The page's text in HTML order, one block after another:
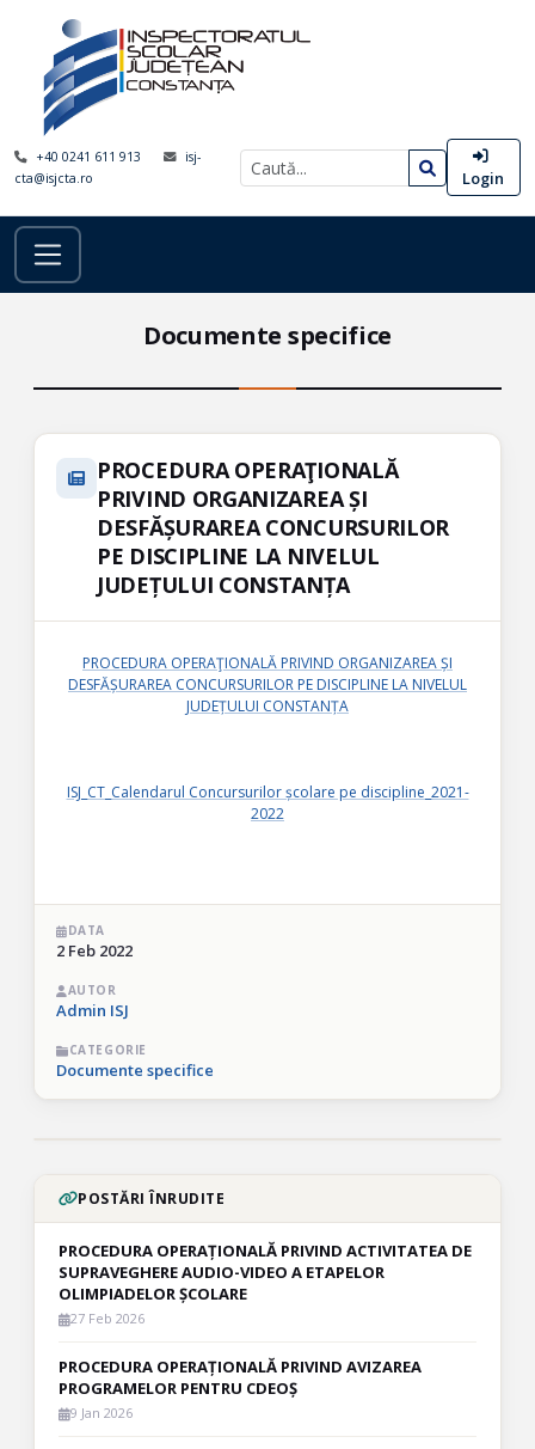
+40 0241 611 913
isj-
cta@isjcta.ro
Login
Documente specifice
PROCEDURA OPERAŢIONALĂ
PRIVIND ORGANIZAREA ȘI
DESFĂȘURAREA CONCURSURILOR
PE DISCIPLINE LA NIVELUL
JUDEȚULUI CONSTANȚA
PROCEDURA OPERAŢIONALĂ PRIVIND ORGANIZAREA ȘI
DESFĂȘURAREA CONCURSURILOR PE DISCIPLINE LA NIVELUL
JUDEȚULUI CONSTANȚA
ISJ_CT_Calendarul Concursurilor școlare pe discipline_2021-
2022
DATA
2 Feb 2022
AUTOR
Admin ISJ
CATEGORIE
Documente specifice
POSTĂRI ÎNRUDITE
PROCEDURA OPERAȚIONALĂ PRIVIND ACTIVITATEA DE
SUPRAVEGHERE AUDIO-VIDEO A ETAPELOR
OLIMPIADELOR ȘCOLARE
27 Feb 2026
PROCEDURA OPERAȚIONALĂ PRIVIND AVIZAREA
PROGRAMELOR PENTRU CDEOȘ
9 Jan 2026